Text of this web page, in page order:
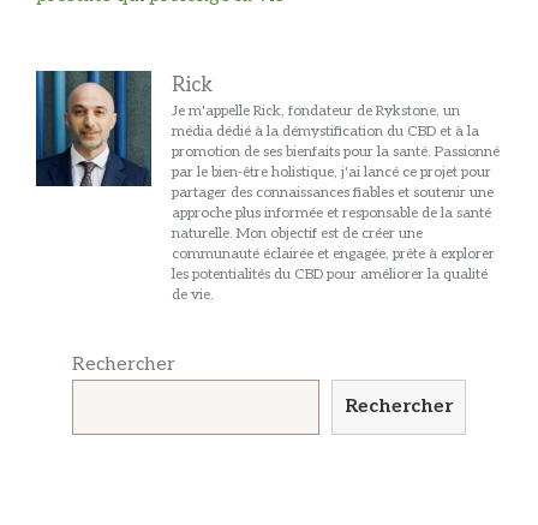
Rick
Je m'appelle Rick, fondateur de Rykstone, un
média dédié à la démystification du CBD et à la
promotion de ses bienfaits pour la santé. Passionné
par le bien-être holistique, j'ai lancé ce projet pour
partager des connaissances fiables et soutenir une
approche plus informée et responsable de la santé
naturelle. Mon objectif est de créer une
communauté éclairée et engagée, prête à explorer
les potentialités du CBD pour améliorer la qualité
de vie.
Rechercher
Rechercher